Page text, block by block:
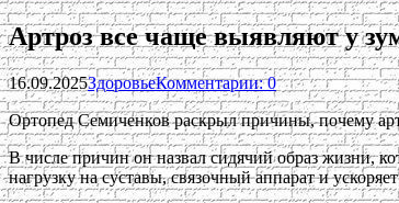
Артроз все чаще выявляют у
16.09.2025ЗдоровьеКомментарии: 0
Ортопед Семиченков раскрыл причины, почему
В числе причин он назвал сидячий образ жизни,
нагрузку на суставы, связочный аппарат и